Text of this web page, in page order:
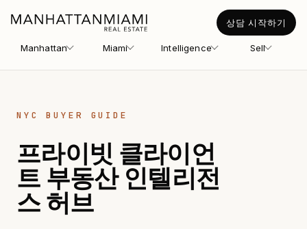
Manhattan Miami Intelligence Sell
상담 시작하기
NYC BUYER GUIDE
프라이빗 클라이언
트 부동산 인텔리전
스 허브